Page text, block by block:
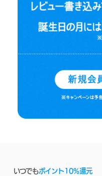
いつでもポイント10%還元